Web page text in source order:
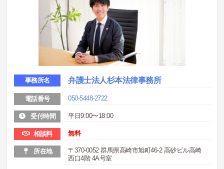
事務所名 弁護士法人杉本法律事務所
電話番号 050-5448-2722
受付時間 平日9:00〜18:00
相談料 無料
所在地
〒370-0052 群馬県高崎市旭町46-2 高砂ビル高崎
西口4階 4A号室